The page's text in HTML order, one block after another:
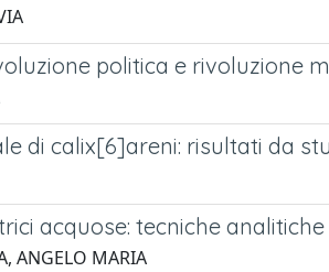
politica e rivoluzione
di calix[6]areni: risultati da
acquose: tecniche
ANGELO MARIA